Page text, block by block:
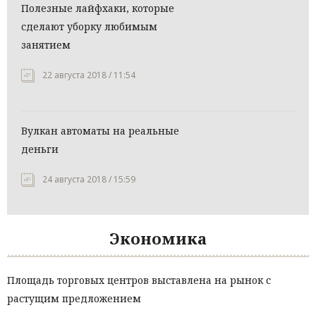
Полезные лайфхаки, которые
сделают уборку любимым
занятием
22 августа 2018 / 11:54
Вулкан автоматы на реальные
деньги
24 августа 2018 / 15:59
Экономика
Площадь торговых центров выставлена на рынок с
растущим предложением